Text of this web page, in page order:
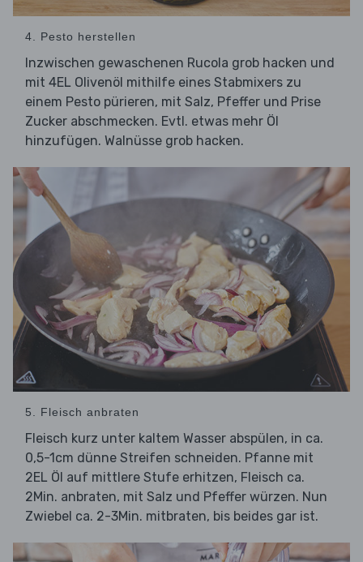
4. Pesto herstellen
Inzwischen gewaschenen Rucola grob hacken und
mit 4EL Olivenöl mithilfe eines Stabmixers zu
einem Pesto pürieren, mit Salz, Pfeffer und Prise
Zucker abschmecken. Evtl. etwas mehr Öl
hinzufügen. Walnüsse grob hacken.
5. Fleisch anbraten
Fleisch kurz unter kaltem Wasser abspülen, in ca.
0,5-1cm dünne Streifen schneiden. Pfanne mit
2EL Öl auf mittlere Stufe erhitzen, Fleisch ca.
2Min. anbraten, mit Salz und Pfeffer würzen. Nun
Zwiebel ca. 2-3Min. mitbraten, bis beides gar ist.